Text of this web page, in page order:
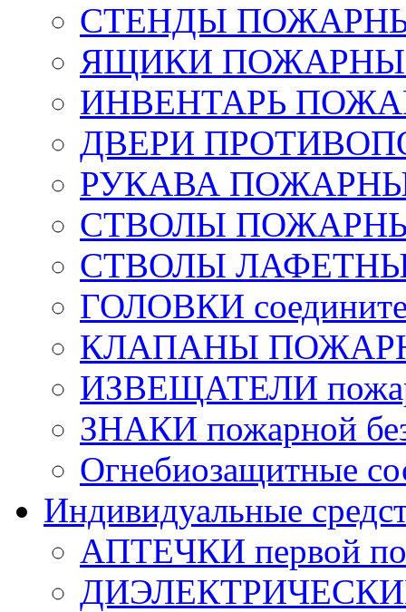
СТЕНДЫ
ЯЩИКИ ПОЖАРНЫЕ
ИНВЕНТАРЬ
ДВЕРИ
РУКАВА
СТВОЛЫ
СТВОЛЫ
ГОЛОВКИ
КЛАПАНЫ
ИЗВЕЩАТЕЛИ
ЗНАКИ пожарной
Огнебиозащитные
Индивидуальные
АПТЕЧКИ первой
ДИЭЛЕКТРИЧЕСКИЕ